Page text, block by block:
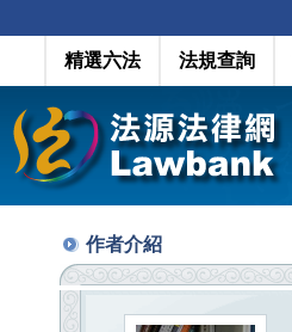
精選六法 法規查詢
作者介紹